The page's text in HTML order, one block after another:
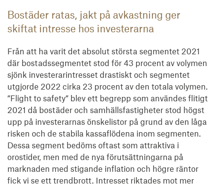
Bostäder ratas, jakt på avkastning ger
skiftat intresse hos investerarna
Från att ha varit det absolut största segmentet 2021
där bostadssegmentet stod för 43 procent av volymen
sjönk investerarintresset drastiskt och segmentet
utgjorde 2022 cirka 23 procent av den totala volymen.
”Flight to safety” blev ett begrepp som användes flitigt
2021 då bostäder och samhällsfastigheter stod högst
upp på investerarnas önskelistor på grund av den låga
risken och de stabila kassaflödena inom segmenten.
Dessa segment bedöms oftast som attraktiva i
orostider, men med de nya förutsättningarna på
marknaden med stigande inflation och högre räntor
fick vi se ett trendbrott. Intresset riktades mot mer